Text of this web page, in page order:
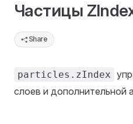
Частицы
Share
particles.zIndex
слоев и дополнительной